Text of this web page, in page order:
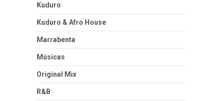
Kuduro
Kuduro & Afro House
Marrabenta
Músicas
Original Mix
R&B